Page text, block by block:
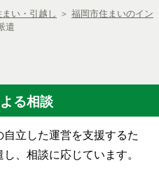
まい・引越し ＞ 福岡市住まいのイン
遣
よる相談
立した運営を支援するた
、相談に応じています。